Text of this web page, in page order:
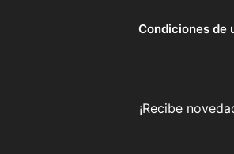
Condiciones de
¡Recibe